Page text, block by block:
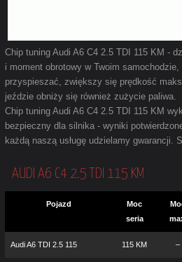
Chip tuning Audi A6 C4 2.5 TDI 115 KM -
i moment obrotowy w Twoim
przyspieszać, zwiększy się prędkość
jeździe obniży się również zużycie paliwa.
Chip tuning Audi A6 C4 2.5 TDI 115 KM
bezpieczny dla silnika - wyniki
każdą naszą usługę udzielamy gwarancji.
AUDI A6 C4 2.5 TDI 115 KM
Pojazd
Moc
seria
Audi A6 TDI 2.5 115 115 KM –